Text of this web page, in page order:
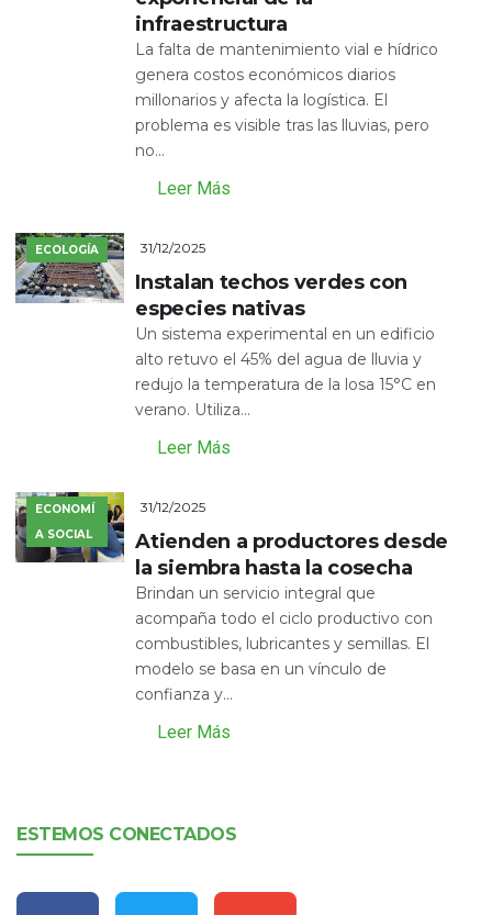
infraestructura
La falta de mantenimiento vial e hídrico
genera costos económicos diarios
millonarios y afecta la logística. El
problema es visible tras las lluvias, pero
no...
Leer Más
ECOLOGÍA 31/12/2025
Instalan techos verdes con
especies nativas
Un sistema experimental en un edificio
alto retuvo el 45% del agua de lluvia y
redujo la temperatura de la losa 15°C en
verano. Utiliza...
Leer Más
ECONOMÍ
A SOCIAL
31/12/2025
Atienden a productores desde
la siembra hasta la cosecha
Brindan un servicio integral que
acompaña todo el ciclo productivo con
combustibles, lubricantes y semillas. El
modelo se basa en un vínculo de
confianza y...
Leer Más
ESTEMOS CONECTADOS